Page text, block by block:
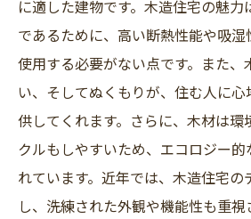
に適した建物です。木造住宅の魅
であるために、高い断熱性能や吸湿
使用する必要がない点です。また、
い、そしてぬくもりが、住む人に
供してくれます。さらに、木材は環
クルもしやすいため、エコロジー
れています。近年では、木造住宅の
し、洗練された外観や機能性も重